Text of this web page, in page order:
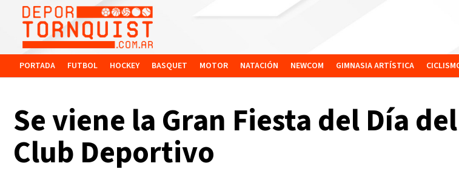
PORTADA FUTBOL HOCKEY BASQUET MOTOR NATACIÓN NEWCOM GIMNASIA ARTÍSTICA
Se viene la Gran Fiesta del Día
Club Deportivo